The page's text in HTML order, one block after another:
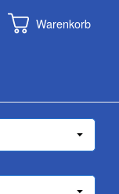
Warenkorb